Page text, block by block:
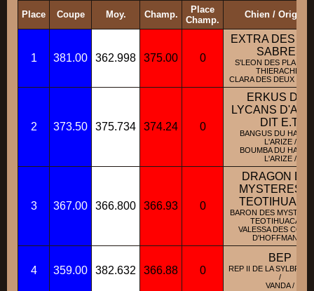
Place Coupe Moy. Champ.
Place
Champ.
Chien /
1 381.00 362.998 375.00 0
EXTRA DES
SABRES
S'LEON DES
THIERACHE /
CLARA DES DEUX
2 373.50 375.734 374.24 0
ERKUS DES
LYCANS
DIT E.T.
BANGUS DU HAUT
L'ARIZE /
BOUMBA DU HAUT
L'ARIZE /
3 367.00 366.800 366.93 0
DRAGON
MYSTERES
BARON DES
TEOTIHUACAN /
VALESSA DES
D'HOFFMANN /
4 359.00 382.632 366.88 0
BEP
REP II DE LA
/
VANDA /